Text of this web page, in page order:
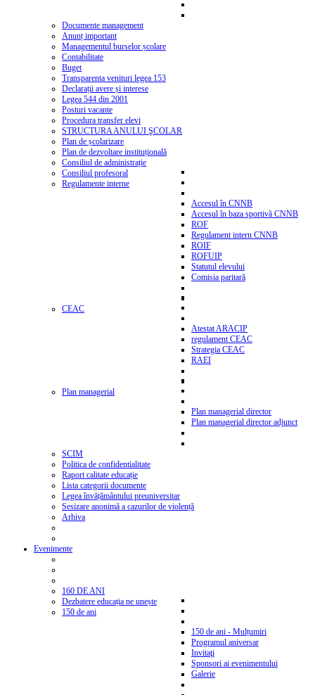
Documente management
Anunț important
Managementul burselor școlare
Contabilitate
Buget
Transparenta venituri legea 153
Declarații avere și interese
Legea 544 din 2001
Posturi vacante
Procedura transfer elevi
STRUCTURA ANULUI ŞCOLAR
Plan de școlarizare
Plan de dezvoltare instituțională
Consiliul de administrație
Consiliul profesoral
Regulamente interne
Accesul în CNNB
Accesul în baza sportivă CNNB
ROF
Regulament intern CNNB
ROIF
ROFUIP
Statutul elevului
Comisia paritară
CEAC
Atestat ARACIP
regulament CEAC
Strategia CEAC
RAEI
Plan managerial
Plan managerial director
Plan managerial director adjunct
SCIM
Politica de confidentialitate
Raport calitate educație
Lista categorii documente
Legea învățământului preuniversitar
Sesizare anonimă a cazurilor de violență
Arhiva
Evenimente
160 DE ANI
Dezbatere educația ne unește
150 de ani
150 de ani - Mulțumiri
Programul aniversar
Invitaţi
Sponsori ai evenimentului
Galerie